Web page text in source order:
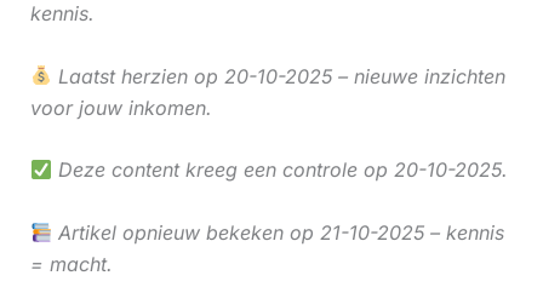
kennis.
Laatst herzien op 20-10-2025 – nieuwe inzichten
voor jouw inkomen.
Deze content kreeg een controle op 20-10-2025.
Artikel opnieuw bekeken op 21-10-2025 – kennis
= macht.